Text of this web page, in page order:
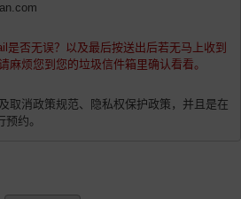
是否无误？以及最后按送出后若无马上收到
麻烦您到您的垃圾信件箱里确认看看。
取消政策规范、隐私权保护政策，并且是在
约。